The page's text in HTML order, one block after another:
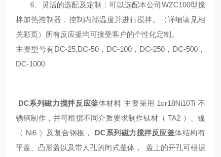
6、
灵活的选配及定制 ：可以选配本公司WZC100型搅
拌加热控制器，控制内部温度并进行搅拌。（详细请见相
关彩页）所有反应釜均可接受客户的个性化定制。
主要型号有DC-25,DC-50，DC-100，DC-250，DC-500，
DC-1000
DC系列磁力搅拌反应釜体材料 主要采用 1cr18Ni10Ti 不
锈钢制作，并可根据不同介质要求制作钛材（ TA2 ）、镍
（ Ni6 ）及复合钢板，
DC系列磁力搅拌反应釜体结构有
平盖、凸形盖以及带人孔的闭式釜体，
盖上的开孔可根据